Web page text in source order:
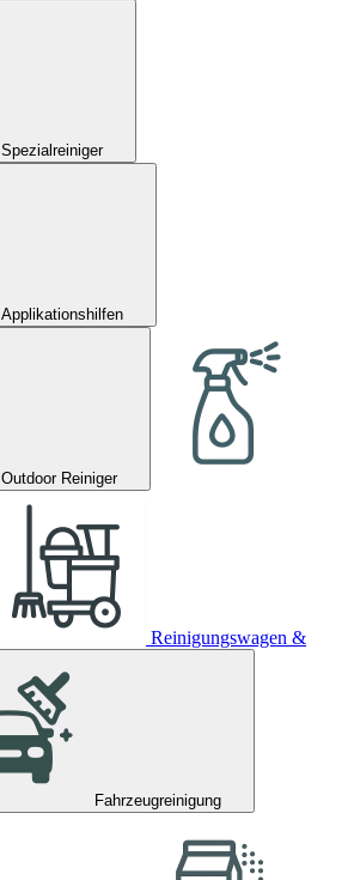
Spezialreiniger
Applikationshilfen
Outdoor Reiniger
Reinigungswagen &
Fahrzeugreinigung